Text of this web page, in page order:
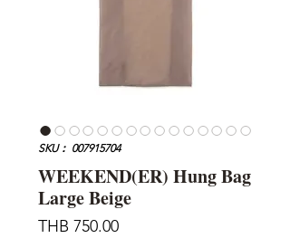
SKU： 007915704
WEEKEND(ER) Hung Bag
Large Beige
THB 750.00価